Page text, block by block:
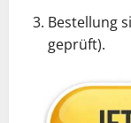
Bestellung
geprüft).